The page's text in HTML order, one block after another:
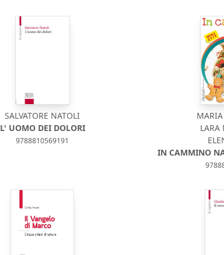
SALVATORE NATOLI
L' UOMO DEI DOLORI
9788810569191
LARA
IN CAMMINO